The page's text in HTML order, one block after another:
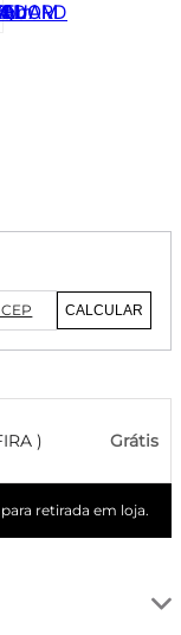
CALCULAR
) Grátis
retirada em loja.